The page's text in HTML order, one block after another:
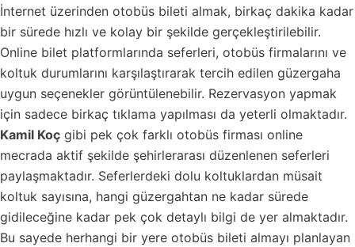
İnternet üzerinden otobüs bileti almak, birkaç dakika kadar
bir sürede hızlı ve kolay bir şekilde gerçekleştirilebilir.
Online bilet platformlarında seferleri, otobüs firmalarını ve
koltuk durumlarını karşılaştırarak tercih edilen güzergaha
uygun seçenekler görüntülenebilir. Rezervasyon yapmak
için sadece birkaç tıklama yapılması da yeterli olmaktadır.
Kamil Koç gibi pek çok farklı otobüs firması online
mecrada aktif şekilde şehirlerarası düzenlenen seferleri
paylaşmaktadır. Seferlerdeki dolu koltuklardan müsait
koltuk sayısına, hangi güzergahtan ne kadar sürede
gidileceğine kadar pek çok detaylı bilgi de yer almaktadır.
Bu sayede herhangi bir yere otobüs bileti almayı planlayan